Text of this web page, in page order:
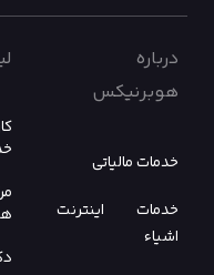
درباره
هوبرنیکس
خدمات مالیاتی
خدمات اینترنت
اشیاء